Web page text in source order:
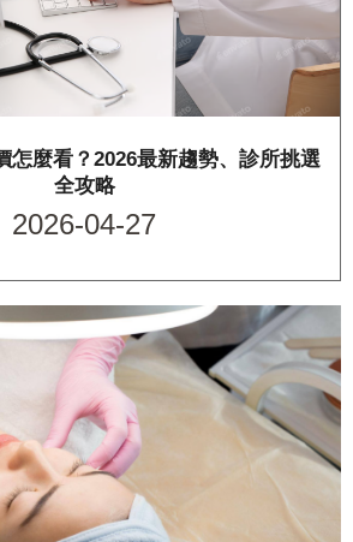
怎麼看？2026最新趨勢、診所挑選
全攻略
2026-04-27